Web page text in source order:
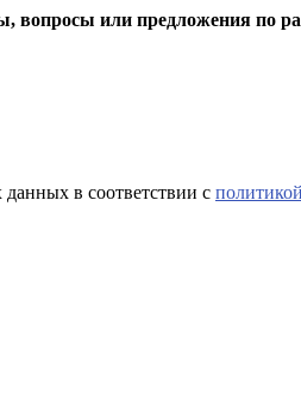
вопросы или предложения по
в соответствии с